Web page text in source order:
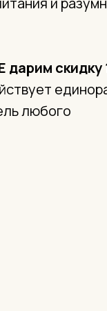
дарим скидку
любого